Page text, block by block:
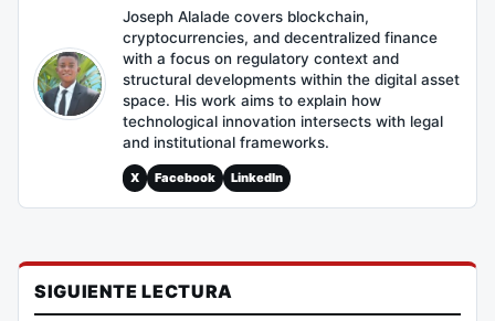
Joseph Alalade covers blockchain,
cryptocurrencies, and decentralized finance
with a focus on regulatory context and
structural developments within the digital asset
space. His work aims to explain how
technological innovation intersects with legal
and institutional frameworks.
X Facebook LinkedIn
SIGUIENTE LECTURA